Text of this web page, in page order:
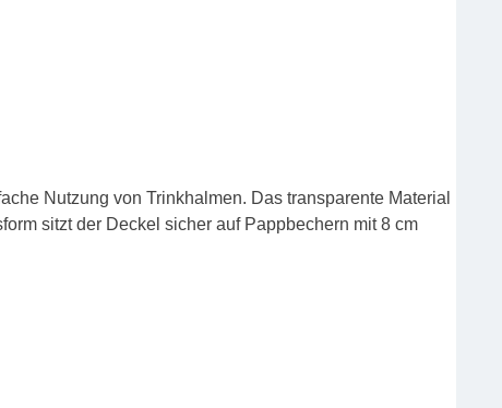
Nutzung von Trinkhalmen. Das transparente Material
sitzt der Deckel sicher auf Pappbechern mit 8 cm